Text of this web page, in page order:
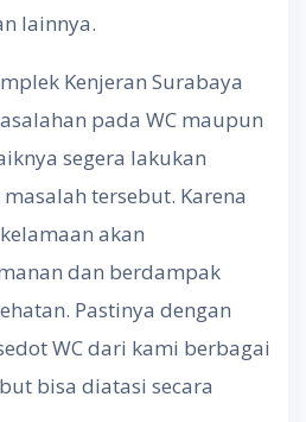
lainnya.
Kenjeran Surabaya
pada WC maupun
segera lakukan
tersebut. Karena
akan
dan berdampak
Pastinya dengan
WC dari kami berbagai
bisa diatasi secara